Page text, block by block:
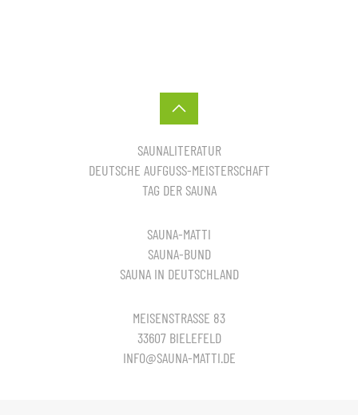
SAUNALITERATUR
DEUTSCHE AUFGUSS-MEISTERSCHAFT
TAG DER SAUNA
SAUNA-MATTI
SAUNA-BUND
SAUNA IN DEUTSCHLAND
MEISENSTRASSE 83
33607 BIELEFELD
INFO@SAUNA-MATTI.DE